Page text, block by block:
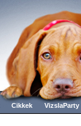
Cikkek VizslaParty